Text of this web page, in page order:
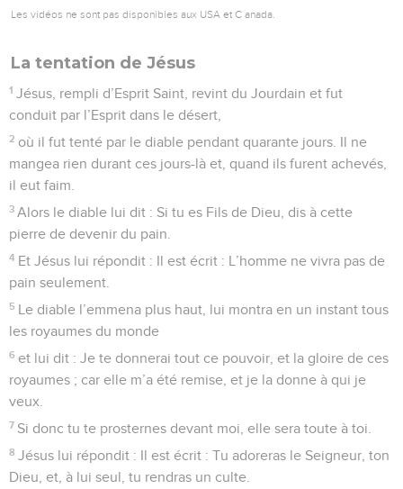
Les vidéos ne sont pas disponibles aux USA et C anada.
La tentation de Jésus
1 Jésus, rempli d’Esprit Saint, revint du Jourdain et fut
conduit par l’Esprit dans le désert,
2 où il fut tenté par le diable pendant quarante jours. Il ne
mangea rien durant ces jours-là et, quand ils furent achevés,
il eut faim.
3 Alors le diable lui dit : Si tu es Fils de Dieu, dis à cette
pierre de devenir du pain.
4 Et Jésus lui répondit : Il est écrit : L’homme ne vivra pas de
pain seulement.
5 Le diable l’emmena plus haut, lui montra en un instant tous
les royaumes du monde
6 et lui dit : Je te donnerai tout ce pouvoir, et la gloire de ces
royaumes ; car elle m’a été remise, et je la donne à qui je
veux.
7 Si donc tu te prosternes devant moi, elle sera toute à toi.
8 Jésus lui répondit : Il est écrit : Tu adoreras le Seigneur, ton
Dieu, et, à lui seul, tu rendras un culte.